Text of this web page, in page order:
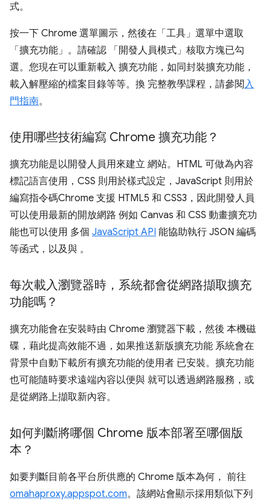
式。
按一下 Chrome 選單圖示，然後在「工具」 選單中選取
「擴充功能」 。請確認 「開發人員模式」核取方塊已勾
選。您現在可以重新載入 擴充功能，如同封裝擴充功能，
載入解壓縮的檔案目錄等等。換 完整教學課程，請參閱入
門指南。
使用哪些技術編寫 Chrome 擴充功能？
擴充功能是以開發人員用來建立 網站。HTML 可做為內容
標記語言使用，CSS 則用於樣式設定，JavaScript 則用於
編寫指令碼Chrome 支援 HTML5 和 CSS3，因此開發人員
可以使用最新的開放網路 例如 Canvas 和 CSS 動畫擴充功
能也可以使用 多個 JavaScript API 能協助執行 JSON 編碼
等函式，以及與 。
每次載入瀏覽器時，系統都會從網路擷取擴充
功能嗎？
擴充功能會在安裝時由 Chrome 瀏覽器下載，然後 本機磁
碟，藉此提高效能不過，如果推送新版擴充功能 系統會在
背景中自動下載所有擴充功能的使用者 已安裝。擴充功能
也可能隨時要求遠端內容以便與 就可以透過網路服務，或
是從網路上擷取新內容。
如何判斷將哪個 Chrome 版本部署至哪個版
本？
如要判斷目前各平台所供應的 Chrome 版本為何， 前往
omahaproxy.appspot.com。該網站會顯示採用類似下列